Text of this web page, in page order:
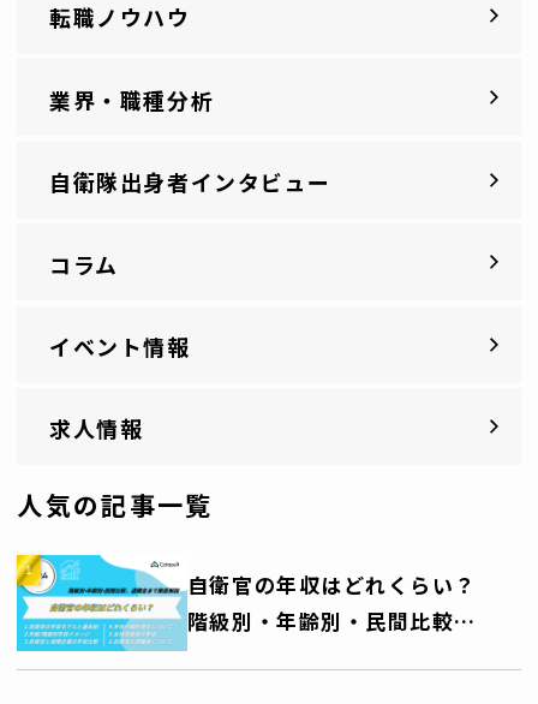
転職ノウハウ
業界・職種分析
自衛隊出身者インタビュー
コラム
イベント情報
求人情報
人気の記事一覧
自衛官の年収はどれくらい？
階級別・年齢別・民間比較、
退職金まで徹底解説